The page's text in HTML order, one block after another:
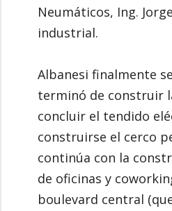
Neumáticos, Ing.
industrial.
Albanesi finalmente
terminó de construir
concluir el tendido
construirse el cerco
continúa con la
de oficinas y
boulevard central